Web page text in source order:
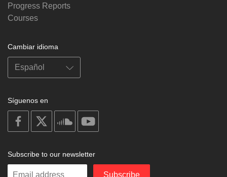
Progress Reports
Courses
Cambiar idioma
Síguenos en
on
facebook
soundcloud
Subscribe to our newsletter
Enter
Subscribe